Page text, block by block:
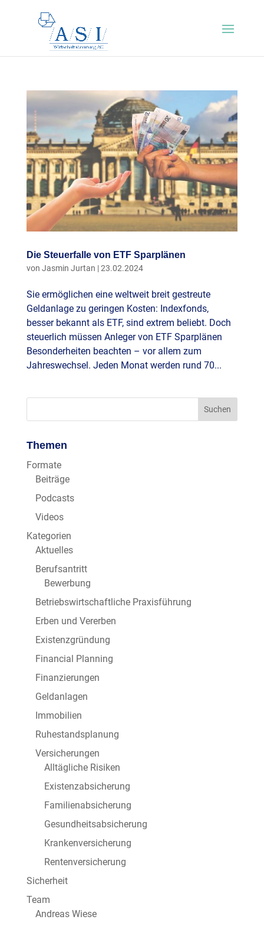
Die Steuerfalle von ETF Sparplänen
von Jasmin Jurtan |23.02.2024
Sie ermöglichen eine weltweit breit gestreute
Geldanlage zu geringen Kosten: Indexfonds,
besser bekannt als ETF, sind extrem beliebt. Doch
steuerlich müssen Anleger von ETF Sparplänen
Besonderheiten beachten – vor allem zum
Jahreswechsel. Jeden Monat werden rund 70...
Themen
Formate
Beiträge
Podcasts
Videos
Kategorien
Aktuelles
Berufsantritt
Bewerbung
Betriebswirtschaftliche Praxisführung
Erben und Vererben
Existenzgründung
Financial Planning
Finanzierungen
Geldanlagen
Immobilien
Ruhestandsplanung
Versicherungen
Alltägliche Risiken
Existenzabsicherung
Familienabsicherung
Gesundheitsabsicherung
Krankenversicherung
Rentenversicherung
Sicherheit
Team
Andreas Wiese